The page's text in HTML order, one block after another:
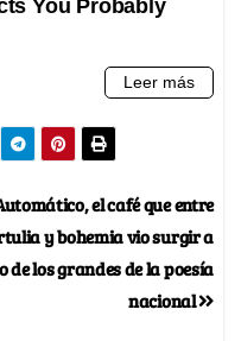
el café que entre
y bohemia vio surgir a
de los grandes de la poesía
nacional